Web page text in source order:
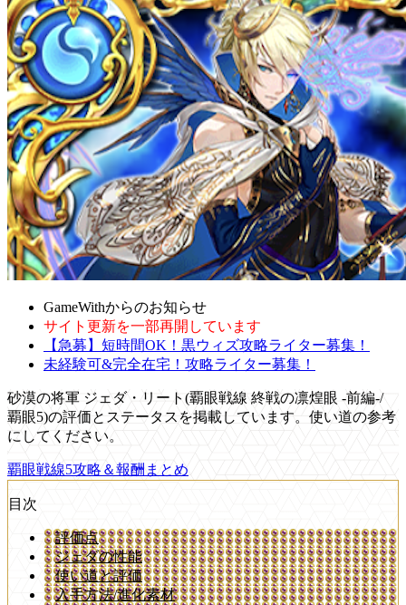
GameWithからのお知らせ
サイト更新を一部再開しています
【急募】短時間OK！黒ウィズ攻略ライター募集！
未経験可&完全在宅！攻略ライター募集！
砂漠の将軍 ジェダ・リート(覇眼戦線 終戦の凛煌眼 -前編-/
覇眼5)の評価とステータスを掲載しています。使い道の参考
にしてください。
覇眼戦線5攻略＆報酬まとめ
目次
評価点
ジェダの性能
使い道と評価
入手方法/進化素材